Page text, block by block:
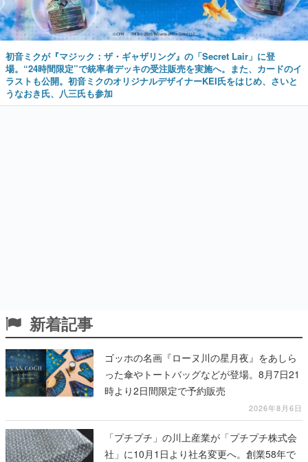
初音ミクが『マジック：ザ・ギャザリング』の「Secret Lair」に登
場。“24時間限定”で統率者デッキの受注販売を実施へ。また、カードのイ
ラストも公開。初音ミクのオリジナルデザイナーKEI氏をはじめ、さいと
うなおき氏、八三氏も参加
新着記事
ゴッホの名画『ローヌ川の星月夜』をあしら
った傘やトートバッグなどが登場。8月7日21
時より2日間限定で予約販売
2026年8月6日
「プチプチ」の川上産業が「プチプチ株式会
社」に10月1日より社名変更へ。創業58年で